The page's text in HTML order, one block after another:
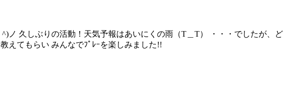
ノ 久しぶりの活動！天気予報はあいにくの雨（T＿T） ・・・でしたが、ど
えてもらい みんなでﾌﾟﾚｰを楽しみました!!